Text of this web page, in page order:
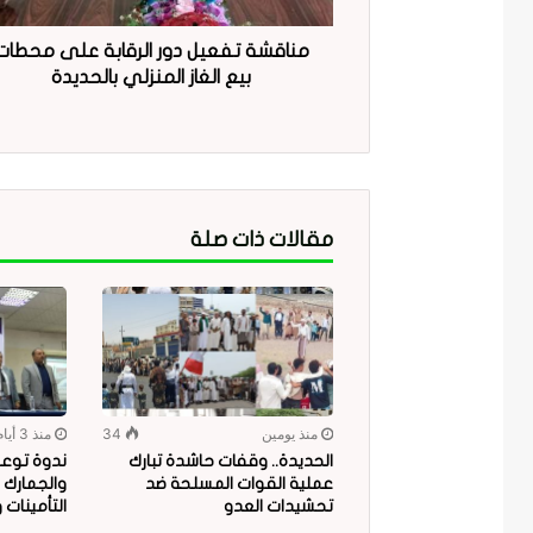
مناقشة تفعيل دور الرقابة على
بيع الغاز المنزلي بالحديدة
مقالات ذات صلة
منذ يومين
34
الحديدة.. وقفات حاشدة تبارك
عملية القوات المسلحة ضد
تحشيدات العدو
منذ 3 أيام
ندوة